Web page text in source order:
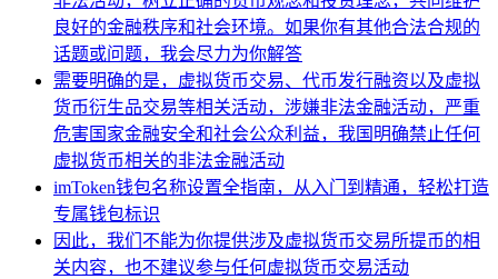
良好的金融秩序和社会环境。如果你有其他合法合规的
话题或问题，我会尽力为你解答
需要明确的是，虚拟货币交易、代币发行融资以及虚拟
货币衍生品交易等相关活动，涉嫌非法金融活动，严重
危害国家金融安全和社会公众利益，我国明确禁止任何
虚拟货币相关的非法金融活动
imToken钱包名称设置全指南，从入门到精通，轻松打造
专属钱包标识
因此，我们不能为你提供涉及虚拟货币交易所提币的相
关内容，也不建议参与任何虚拟货币交易活动